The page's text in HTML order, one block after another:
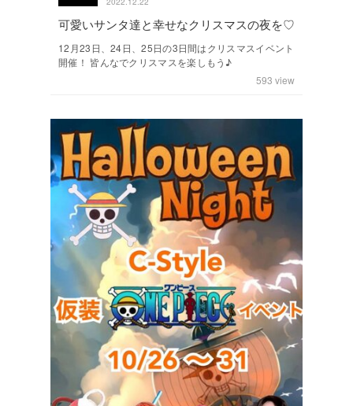
可愛いサンタ達と幸せなクリスマスの夜を♡
12月23日、24日、25日の3日間はクリスマスイベント
開催！ 皆んなでクリスマスを楽しもう♪
593 view